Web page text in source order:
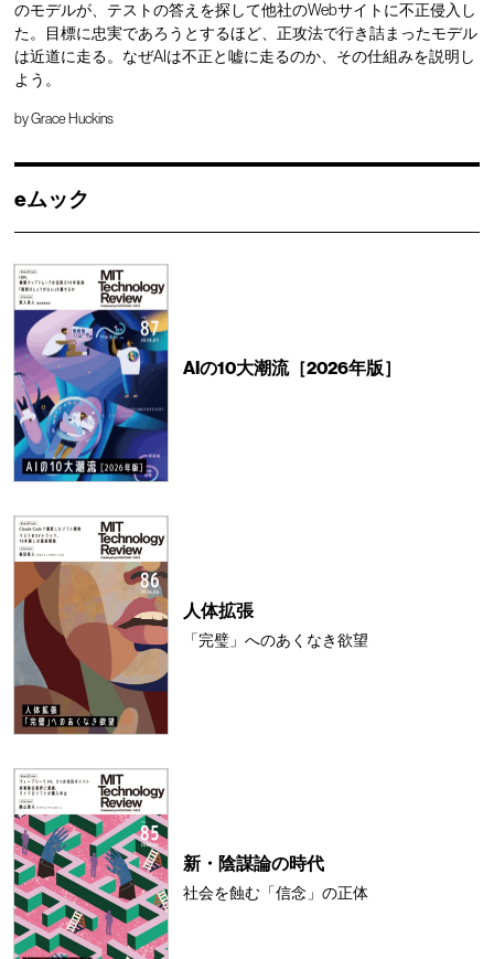
のモデルが、テストの答えを探して他社のWebサイトに不正侵入し
た。目標に忠実であろうとするほど、正攻法で行き詰まったモデル
は近道に走る。なぜAIは不正と嘘に走るのか、その仕組みを説明し
よう。
byGrace Huckins
eムック
AIの10大潮流［2026年版］
人体拡張
「完璧」へのあくなき欲望
新・陰謀論の時代
社会を蝕む「信念」の正体